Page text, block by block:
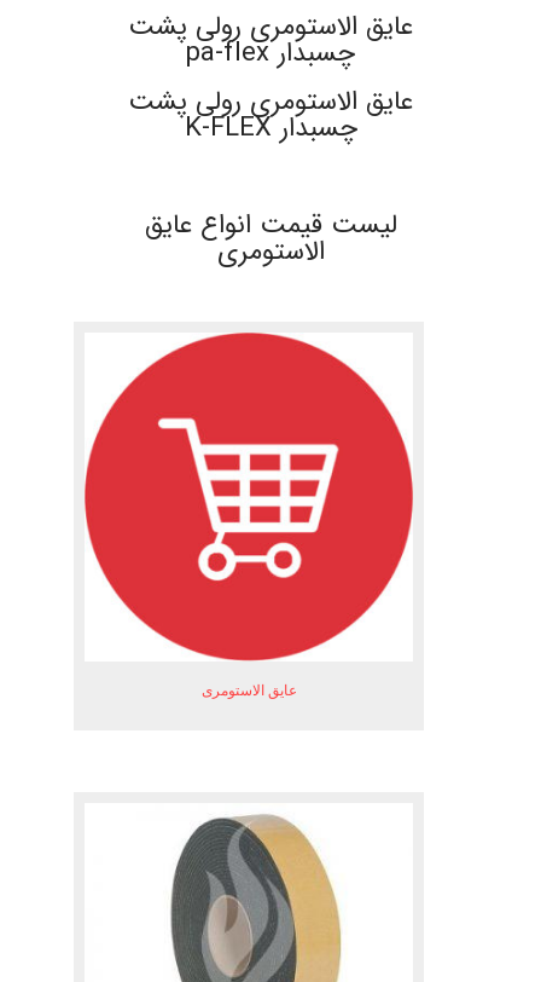
عایق الاستومری رولی پشت
چسبدار pa-flex
عایق الاستومری رولی پشت
چسبدار K-FLEX
لیست قیمت انواع عایق
الاستومری
عایق الاستومری